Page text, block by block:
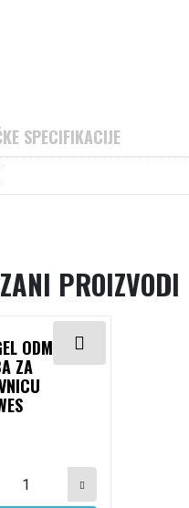
SPECIFIKACIJE
PROIZVODI
ODMARAČ
ZA
odmarač zgloba